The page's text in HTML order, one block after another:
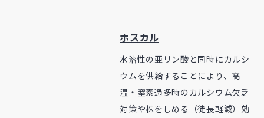
ホスカル
水溶性の亜リン酸と同時にカルシ
ウムを供給することにより、高
温・窒素過多時のカルシウム欠乏
対策や株をしめる（徒長軽減）効